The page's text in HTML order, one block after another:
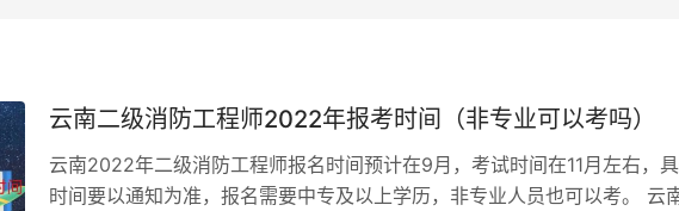
困难症的同学浪费时间，实现高效复习。
部分详细分配。这一点的意义同上点，计划越详实，执行起来越高效。
云南二级消防工程师2022年报考时间（非专业可以考吗）
云南2022年二级消防工程师报名时间预计在9月，考试时间在11月左右，
时间要以通知为准，报名需要中专及以上学历，非专业人员也可以考。 云